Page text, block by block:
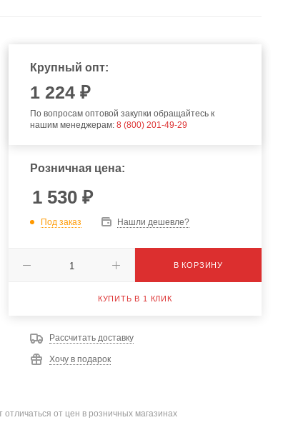
Крупный опт:
1 224 ₽
По вопросам оптовой закупки обращайтесь к
нашим менеджерам: 8 (800) 201-49-29
Розничная цена:
1 530₽
Под заказ Нашли дешевле?
В КОРЗИНУ
КУПИТЬ В 1 КЛИК
Рассчитать доставку
Хочу в подарок
от цен в розничных магазинах